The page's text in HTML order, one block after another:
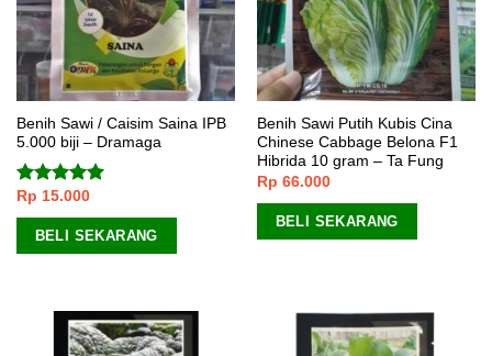
Benih Sawi / Caisim Saina IPB
5.000 biji – Dramaga
Dinilai5.00
dari 5
Rp 15.000
BELI SEKARANG
Benih Sawi Putih Kubis Cina
Chinese Cabbage Belona F1
Hibrida 10 gram – Ta Fung
Rp 66.000
BELI SEKARANG